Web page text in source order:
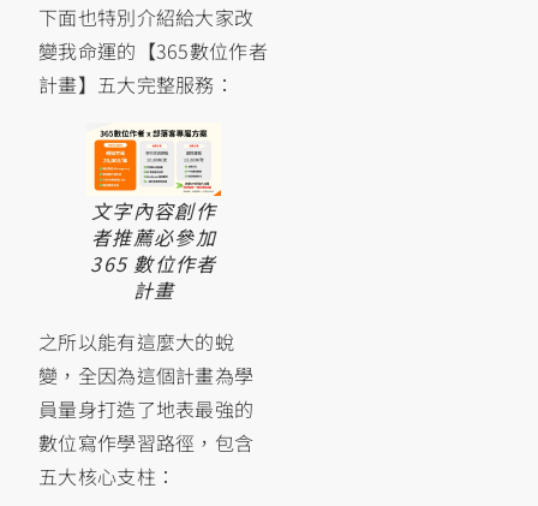
下面也特別介紹給大家改
變我命運的【365數位作者
計畫】五大完整服務：
文字內容創作
者推薦必參加
365 數位作者
計畫
之所以能有這麼大的蛻
變，全因為這個計畫為學
員量身打造了地表最強的
數位寫作學習路徑，包含
五大核心支柱：